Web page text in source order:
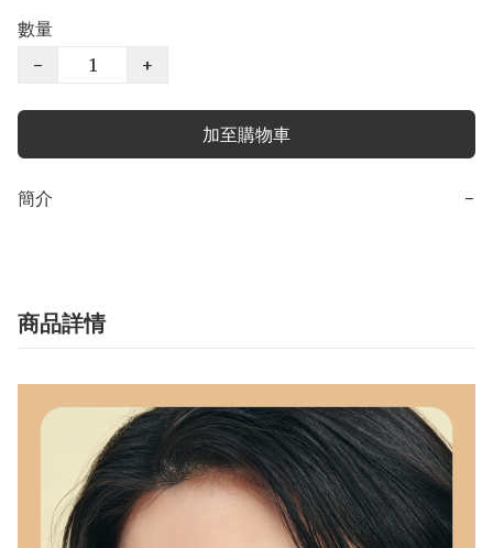
數量
−
+
加至購物車
簡介 −
商品詳情